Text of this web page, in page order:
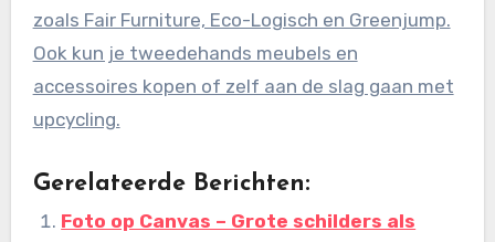
zoals Fair Furniture, Eco-Logisch en Greenjump.
Ook kun je tweedehands meubels en
accessoires kopen of zelf aan de slag gaan met
upcycling.
Gerelateerde Berichten:
Foto op Canvas – Grote schilders als